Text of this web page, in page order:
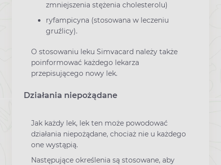
zmniejszenia stężenia cholesterolu)
ryfampicyna (stosowana w leczeniu
gruźlicy).
O stosowaniu leku Simvacard należy także
poinformować każdego lekarza
przepisującego nowy lek.
Działania niepożądane
Jak każdy lek, lek ten może powodować
działania niepożądane, chociaż nie u każdego
one wystąpią.
Następujące określenia są stosowane, aby